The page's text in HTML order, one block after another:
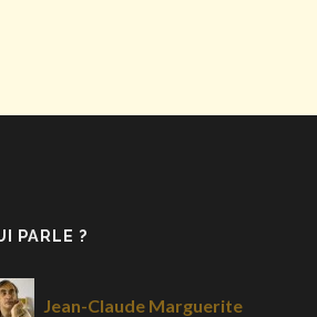
PARLE ?
Jean-Claude Marguerite